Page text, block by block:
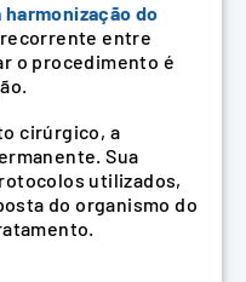
do
recorrente entre
o procedimento é
cirúrgico, a
Sua
utilizados,
do organismo do